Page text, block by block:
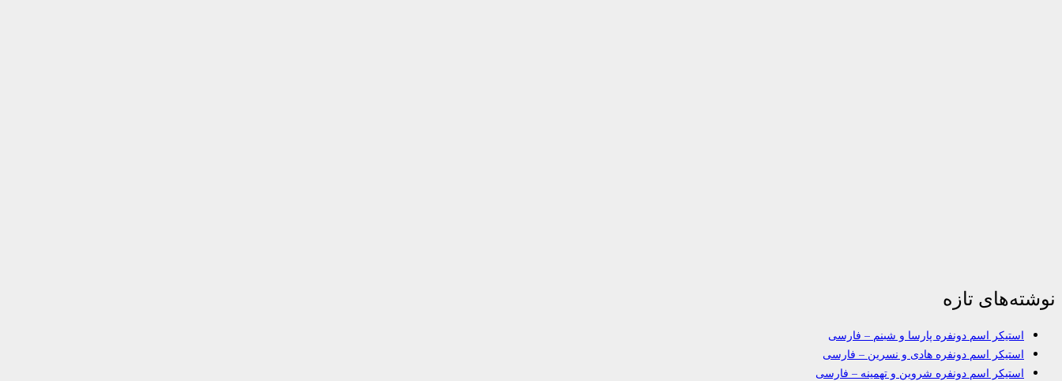
نوشته‌های تازه
استیکر اسم دونفره پارسا و شبنم – فارسی
استیکر اسم دونفره هادی و نسرین – فارسی
استیکر اسم دونفره شروین و تهمینه – فارسی